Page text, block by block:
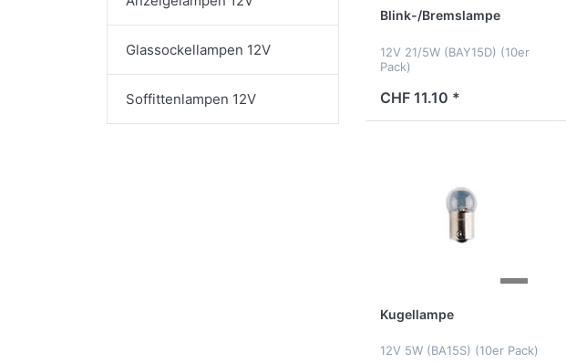
Glassockellampen 12V
Soffittenlampen 12V
Blink-/Bremslampe
12V 21/5W (BAY15D) (10er
Pack)
CHF 11.10 *
Kugellampe
12V 5W (BA15S) (10er Pack)